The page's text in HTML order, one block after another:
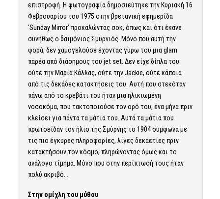
επιστροφή. Η φωτογραφία δημοσιεύτηκε την Κυριακή 16
Φεβρουαρίου του 1975 στην βρετανική εφημερίδα
‘Sunday Mirror’ προκαλώντας σοκ, όπως και ότι έκανε
συνήθως ο δαιμόνιος Σμυρνιός. Μόνο που αυτή την
φορά, δεν χαμογελούσε έχοντας γύρω του μια glam
παρέα από διάσημους του jet set. Δεν είχε δίπλα του
ούτε την Μαρία Κάλλας, ούτε την Jackie, ούτε κάποια
από τις δεκάδες κατακτήσεις του. Αυτή που στεκόταν
πάνω από το κρεβάτι του ήταν μια ηλικιωμένη
νοσοκόμα, που τακτοποιούσε τον ορό του, ένα μήνα πριν
κλείσει για πάντα τα μάτια του. Αυτά τα μάτια που
πρωτοείδαν τον ήλιο της Σμύρνης το 1904 σύμφωνα με
τις πιο έγκυρες πληροφορίες, λίγες δεκαετίες πριν
κατακτήσουν τον κόσμο, πληρώνοντας όμως και το
ανάλογο τίμημα. Μόνο που στην περίπτωσή τους ήταν
πολύ ακριβό…
Στην ομίχλη του μύθου